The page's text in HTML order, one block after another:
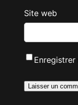
Site web